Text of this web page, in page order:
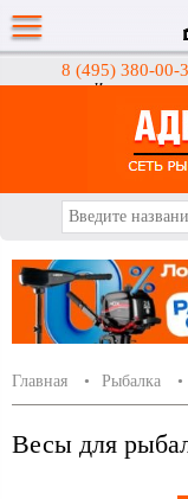
8 (495) 380-00-
Интернет-магазин
Главная Рыбалка
Весы для